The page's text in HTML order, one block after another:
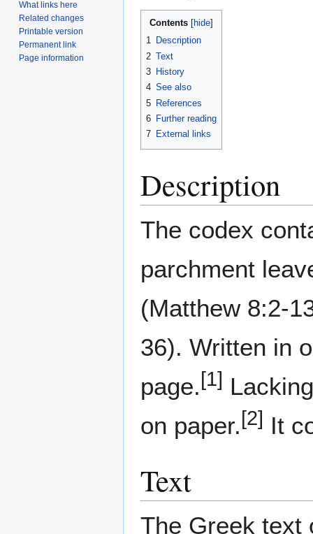
Contents
1 Description
2 Text
3 History
4 See also
5 References
6 Further reading
7 External links
Description
The codex
parchment
(Matthew 8:2-
36). Written in
page. [1]
on paper. [2] It
Text
The Greek text
What links here
Related changes
Printable version
Permanent link
Page information